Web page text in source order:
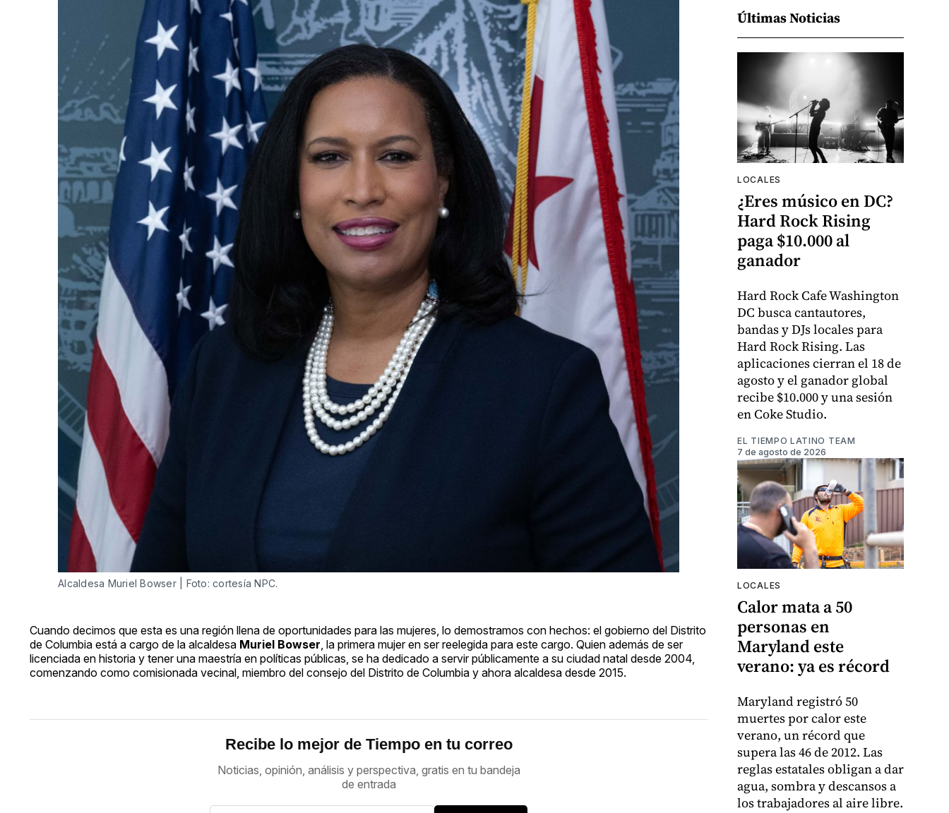
Alcaldesa Muriel Bowser | Foto: cortesía NPC.
Cuando decimos que esta es una región llena de oportunidades para las mujeres, lo demostramos con hechos: el gobierno del Distrito
de Columbia está a cargo de la alcaldesa Muriel Bowser , la primera mujer en ser reelegida para este cargo. Quien además de ser
licenciada en historia y tener una maestría en políticas públicas, se ha dedicado a servir públicamente a su ciudad natal desde 2004,
comenzando como comisionada vecinal, miembro del consejo del Distrito de Columbia y ahora alcaldesa desde 2015.
Recibe lo mejor de Tiempo en tu correo
Noticias, opinión, análisis y perspectiva, gratis en tu bandeja
de entrada
Últimas Noticias
LOCALES
¿Eres músico en DC?
Hard Rock Rising
paga $10.000 al
ganador
Hard Rock Cafe Washington
DC busca cantautores,
bandas y DJs locales para
Hard Rock Rising. Las
aplicaciones cierran el 18 de
agosto y el ganador global
recibe $10.000 y una sesión
en Coke Studio.
EL TIEMPO LATINO TEAM
7 de agosto de 2026
LOCALES
Calor mata a 50
personas en
Maryland este
verano: ya es récord
Maryland registró 50
muertes por calor este
verano, un récord que
supera las 46 de 2012. Las
reglas estatales obligan a dar
agua, sombra y descansos a
los trabajadores al aire libre.